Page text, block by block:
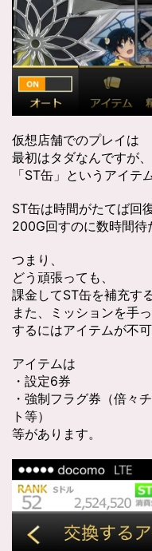
仮想店舗でのプレイは
最初はタダなんですが、
「ST缶」というアイテ
ST缶は時間がたてば回
200G回すのに数時間待
つまり、
どう頑張っても、
課金してST缶を補充す
また、ミッションを手
するにはアイテムが不可
アイテムは
・設定6券
・強制フラグ券（倍々
ト等）
等があります。